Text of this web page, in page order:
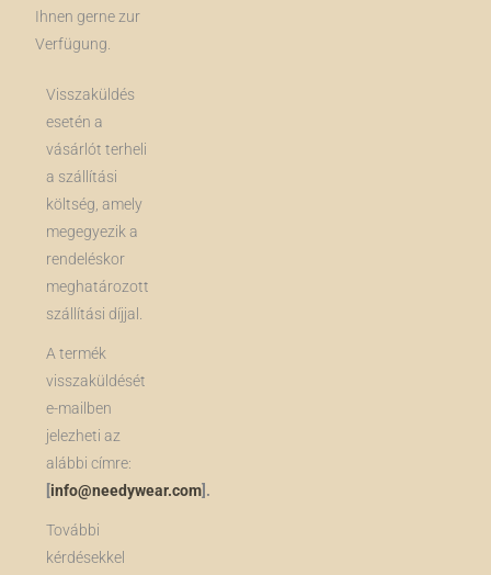
Ihnen gerne zur
Verfügung.
Visszaküldés
esetén a
vásárlót terheli
a szállítási
költség, amely
megegyezik a
rendeléskor
meghatározott
szállítási díjjal.
A termék
visszaküldését
e-mailben
jelezheti az
alábbi címre:
[info@needywear.com].
További
kérdésekkel